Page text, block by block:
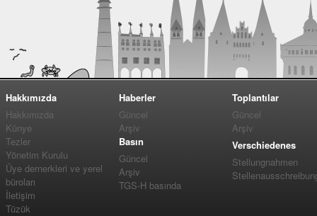
Hakkımızda
Hakkımızda
Künye
Tezler
Yönetim Kurulu
Üye dernerkleri ve yerel
büroları
İletişim
Tüzük
Haberler
Güncel
Arşiv
Basın
Güncel
Arşiv
TGS-H basında
Toplantılar
Güncel
Arşiv
Verschiedenes
Stellungnahmen